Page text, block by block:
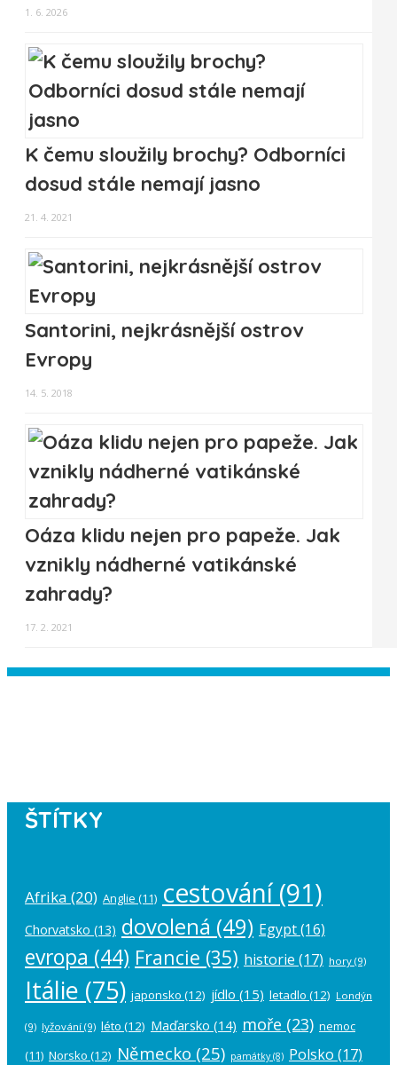
1. 6. 2026
K čemu sloužily brochy? Odborníci
dosud stále nemají jasno
21. 4. 2021
Santorini, nejkrásnější ostrov
Evropy
14. 5. 2018
Oáza klidu nejen pro papeže. Jak
vznikly nádherné vatikánské
zahrady?
17. 2. 2021
ŠTÍTKY
Afrika (20) Anglie (11) cestování(91)
Chorvatsko (13) dovolená (49) Egypt(16)
evropa (44) Francie (35) historie (17) hory (9)
Itálie (75) japonsko (12) jídlo (15) letadlo (12) Londýn
(9) lyžování (9) léto (12) Maďarsko (14) moře (23) nemoc
(11) Norsko (12) Německo (25) památky(8) Polsko (17)